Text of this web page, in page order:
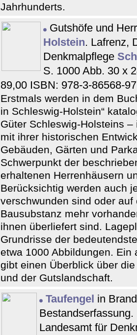
Jahrhunderts.
Gutshöfe und
Holstein. Lafrenz,
Denkmalpflege
S. 1000 Abb. 30 x
89,00 ISBN: 978-3-86568-
Erstmals werden in dem
in Schleswig-Holstein“
Güter Schleswig-Holsteins
mit ihrer historischen
Gebäuden, Gärten und
Schwerpunkt der
erhaltenen Herrenhäusern
Berücksichtig werden auch
verschwunden sind oder
Bausubstanz mehr
ihnen überliefert sind.
Grundrisse der
etwa 1000 Abbildungen.
gibt einen Überblick über
und der Gutslandschaft.
Taufengel in
Landesamt für